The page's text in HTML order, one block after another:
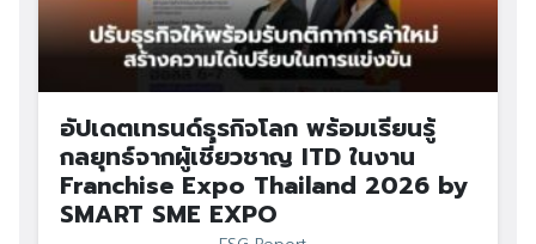
อัปเดตเทรนด์ธุรกิจโลก พร้อมเรียนรู้
กลยุทธ์จากผู้เชี่ยวชาญ ITD ในงาน
Franchise Expo Thailand 2026 by
SMART SME EXPO